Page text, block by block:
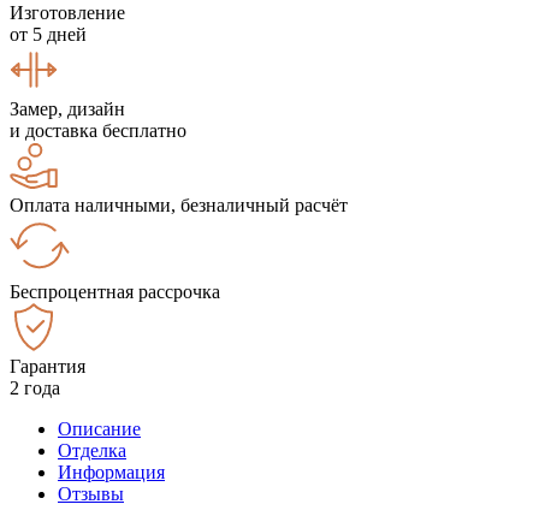
Изготовление
от 5 дней
Замер, дизайн
и доставка бесплатно
Оплата наличными, безналичный расчёт
Беспроцентная рассрочка
Гарантия
2 года
Описание
Отделка
Информация
Отзывы